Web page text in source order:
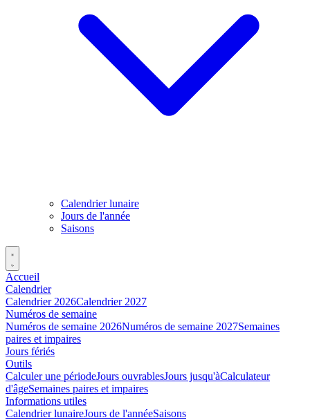
Calendrier lunaire
Jours de l'année
Saisons
Accueil
Calendrier
Calendrier 2026Calendrier 2027
Numéros de semaine
Numéros de semaine 2026Numéros de semaine 2027Semaines
paires et impaires
Jours fériés
Outils
Calculer une périodeJours ouvrablesJours jusqu'àCalculateur
d'âgeSemaines paires et impaires
Informations utiles
Calendrier lunaireJours de l'annéeSaisons